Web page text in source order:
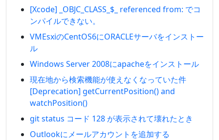
[Xcode] _OBJC_CLASS_$_ referenced from: でコ
ンパイルできない。
VMEsxiのCentOS6にORACLEサーバをインストー
ル
Windows Server 2008にapacheをインストール
現在地から検索機能が使えなくなっていた件
[Deprecation] getCurrentPosition() and
watchPosition()
git status コード 128 が表示されて壊れたとき
Outlookにメールアカウントを追加する